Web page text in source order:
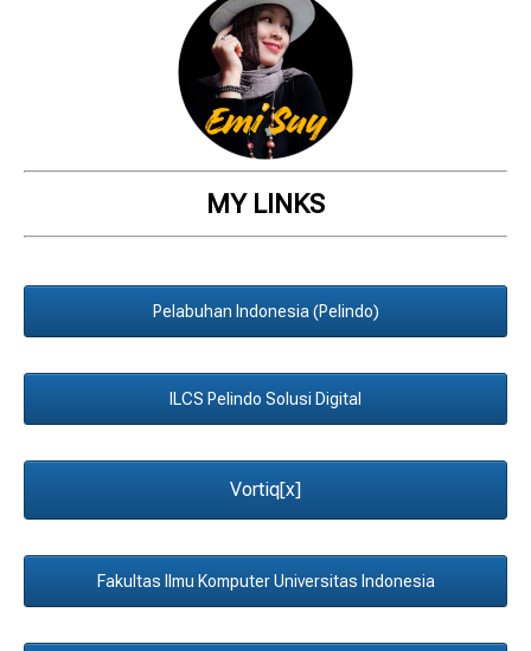
MY LINKS
Pelabuhan Indonesia (Pelindo)
ILCS Pelindo Solusi Digital
Vortiq[x]
Fakultas Ilmu Komputer Universitas Indonesia